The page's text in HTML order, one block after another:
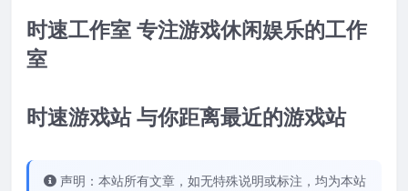
时速工作室 专注游戏休闲娱乐的工作
室
时速游戏站 与你距离最近的游戏站
声明：本站所有文章，如无特殊说明或标注，均为本站